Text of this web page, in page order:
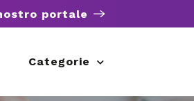
portale
Categorie